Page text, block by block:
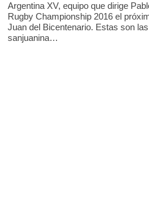
Argentina XV, equipo que dirige
Rugby Championship 2016 el
Juan del Bicentenario. Estas son
sanjuanina…